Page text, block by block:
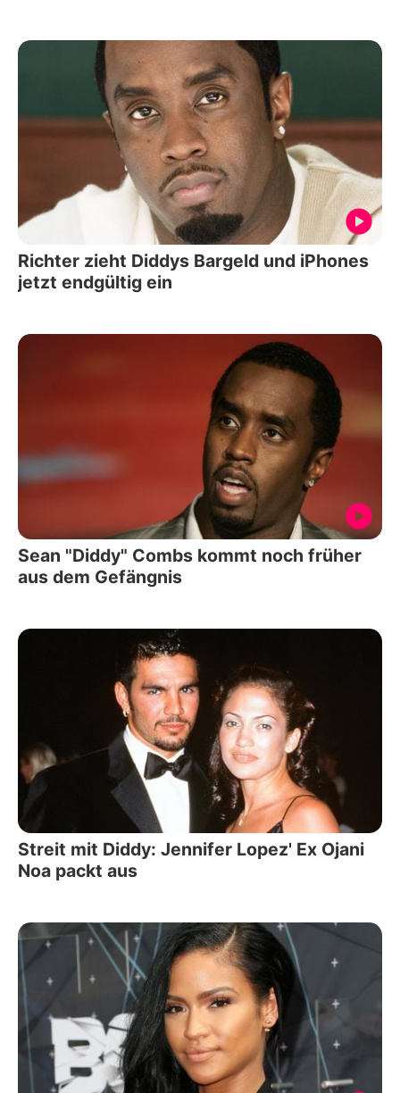
Richter zieht Diddys Bargeld und iPhones
jetzt endgültig ein
Sean "Diddy" Combs kommt noch früher
aus dem Gefängnis
Streit mit Diddy: Jennifer Lopez' Ex Ojani
Noa packt aus